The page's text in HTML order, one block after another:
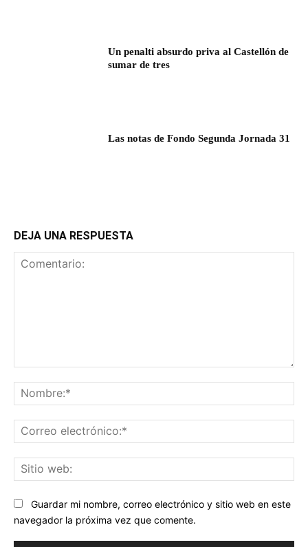
Un penalti absurdo priva al Castellón de
sumar de tres
Las notas de Fondo Segunda Jornada 31
DEJA UNA RESPUESTA
Guardar mi nombre, correo electrónico y sitio web en este
navegador la próxima vez que comente.